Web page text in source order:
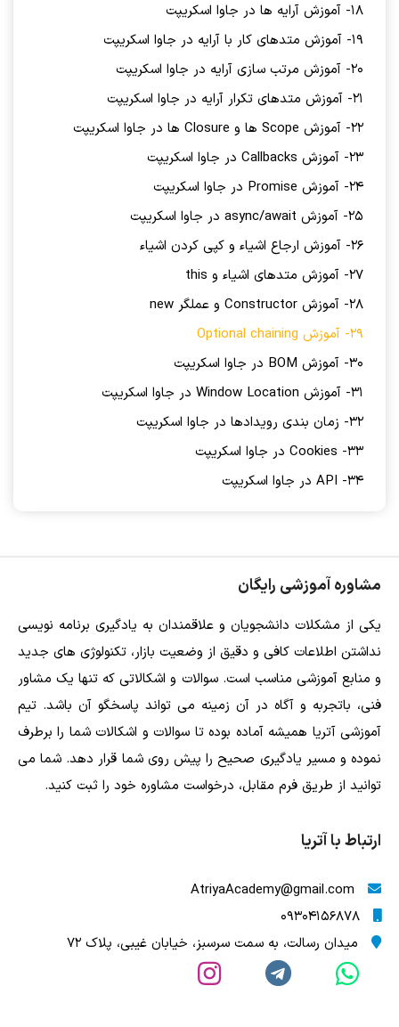
18- آموزش آرایه ها در جاوا اسکریپت
19- آموزش متدهای کار با آرایه در جاوا اسکریپت
20- آموزش مرتب سازی آرایه در جاوا اسکریپت
21- آموزش متدهای تکرار آرایه در جاوا اسکریپت
22- آموزش Scope ها و Closure ها در جاوا اسکریپت
23- آموزش Callbacks در جاوا اسکریپت
24- آموزش Promise در جاوا اسکریپت
25- آموزش async/await در جاوا اسکریپت
26- آموزش ارجاع اشیاء و کپی کردن اشیاء
27- آموزش متدهای اشیاء و this
28- آموزش Constructor و عملگر new
29- آموزش Optional chaining
30- آموزش BOM در جاوا اسکریپت
31- آموزش Window Location در جاوا اسکریپت
32- زمان بندی رویدادها در جاوا اسکریپت
33- Cookies در جاوا اسکریپت
34- API در جاوا اسکریپت
مشاوره آموزشی رایگان
یکی از مشکلات دانشجویان و علاقمندان به یادگیری برنامه نویسی
نداشتن اطلاعات کافی و دقیق از وضعیت بازار، تکنولوژی های جدید
و منابع آموزشی مناسب است. سوالات و اشکالاتی که تنها یک مشاور
فنی، باتجربه و آگاه در آن زمینه می تواند پاسخگو آن باشد. تیم
آموزشی آتریا همیشه آماده بوده تا سوالات و اشکالات شما را برطرف
نموده و مسیر یادگیری صحیح را پیش روی شما قرار دهد. شما می
توانید از طریق فرم مقابل، درخواست مشاوره خود را ثبت کنید.
ارتباط با آتریا
AtriyaAcademy@gmail.com
09304156878
میدان رسالت، به سمت سرسبز، خیابان غیبی، پلاک 72